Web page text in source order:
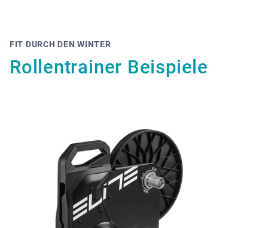
Rollentrainer Beispiele
FIT DURCH DEN WINTER